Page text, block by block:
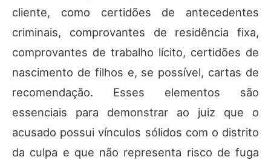
cliente, como certidões de antecedentes
criminais, comprovantes de residência fixa,
comprovantes de trabalho lícito, certidões de
nascimento de filhos e, se possível, cartas de
recomendação. Esses elementos são
essenciais para demonstrar ao juiz que o
acusado possui vínculos sólidos com o distrito
da culpa e que não representa risco de fuga